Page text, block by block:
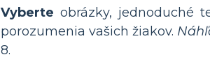
Vyberte obrázky, jednoduché
porozumenia vašich žiakov.
8.